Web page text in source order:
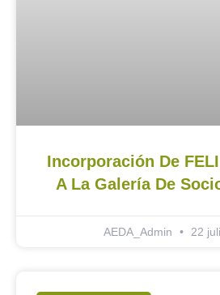
Incorporación De
A La Galería De
AEDA_Admin 22